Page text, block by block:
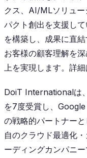
クス、AI/MLソリュ
パクト創出を支援し
を構築し、成果に直
お客様の顧客理解を
上を実現します。詳細
DoiT Internationalは
を7度受賞し、
の戦略的パートナー
自のクラウド最適化
ーディングカンパニ